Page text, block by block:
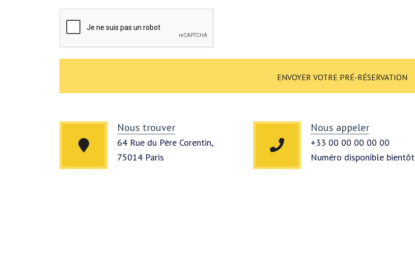
ENVOYER VOTRE PRÉ-RÉSERVATION
Nous trouver
64 Rue du Père Corentin,
75014 Paris
Nous appeler
+33 00 00 00 00 00
Numéro disponible bientôt